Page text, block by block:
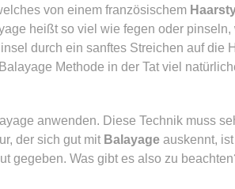
von einem französischem
heißt so viel wie fegen oder
durch ein sanftes Streichen auf die
Methode in der Tat viel
anwenden. Diese Technik muss
der sich gut mit Balayage auskennt,
gegeben. Was gibt es also zu